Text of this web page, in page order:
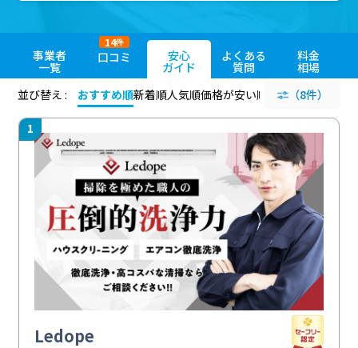
事業者
一覧
口コミ
14件
安心
ガイド
よくある
質問
料金
相場
並び替え :
おすすめ順新着順人気順価格が安い順 評価が高い順
（8件）
1
Ledope